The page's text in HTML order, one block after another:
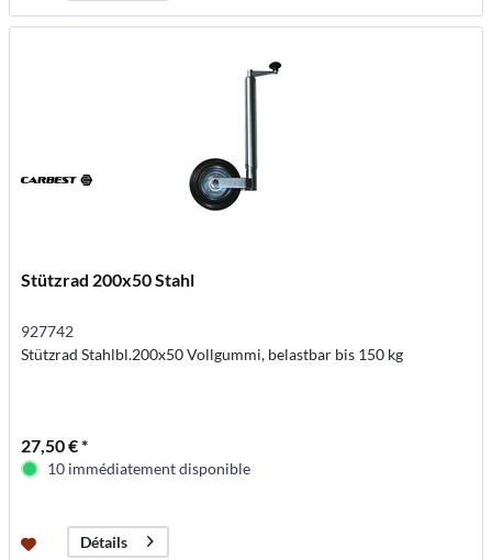
Stützrad 200x50 Stahl
927742
Stützrad Stahlbl.200x50 Vollgummi, belastbar bis 150 kg
27,50 € *
10 immédiatement disponible
Détails